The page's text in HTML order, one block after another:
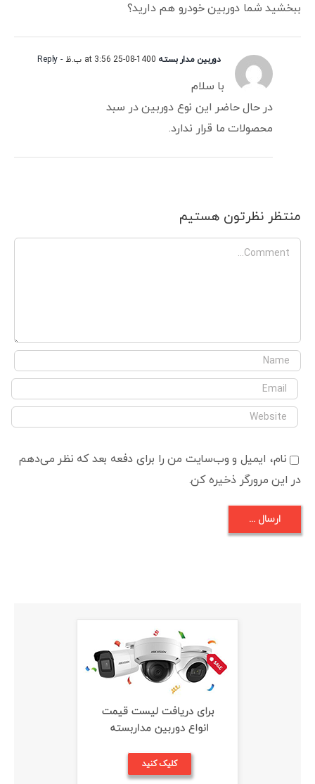
ببخشید شما دوربین خودرو هم دارید؟
دوربین مدار بسته - Reply
با سلام
در حال حاضر این نوع دوربین در سبد
محصولات ما قرار ندارد.
منتظر نظرتون هستیم
Comment
نام، ایمیل و وب‌سایت من را برای دفعه بعد که نظر می‌دهم
در این مرورگر ذخیره کن.